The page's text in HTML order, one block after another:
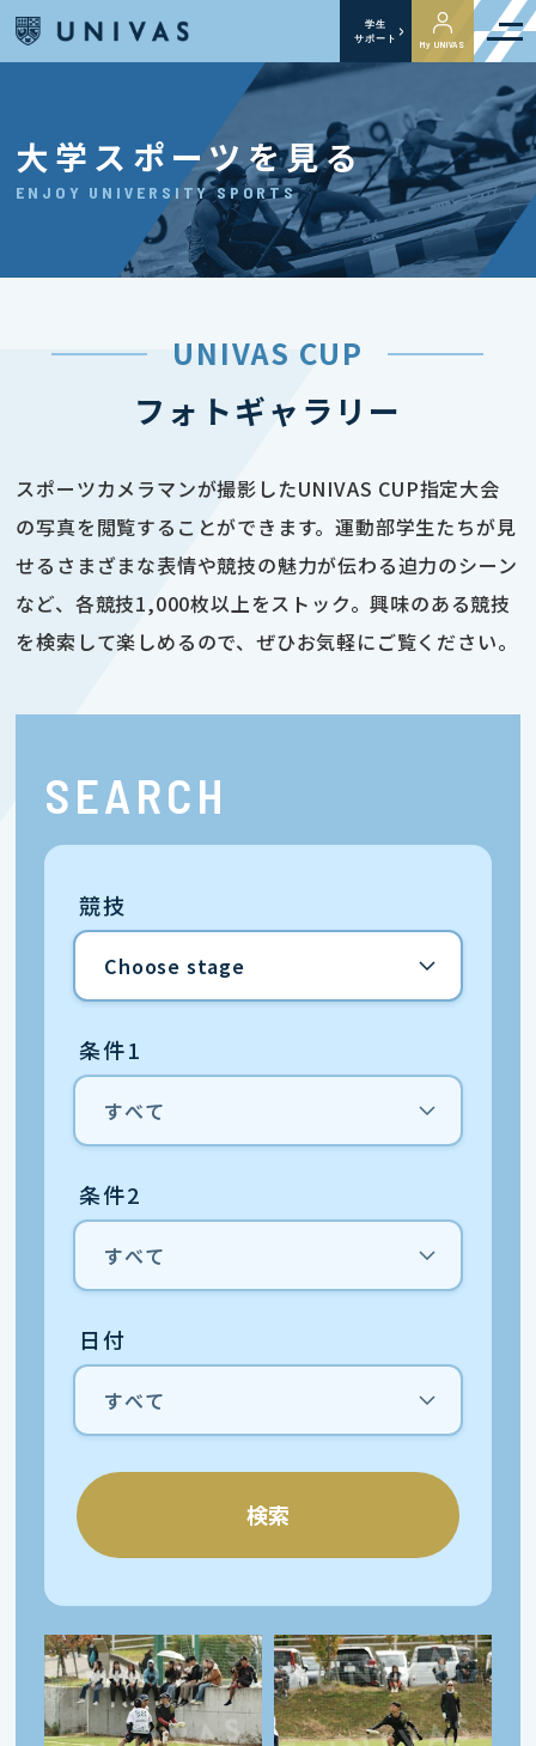
学生
サポート
My UNIVAS
大学スポーツを見る
ENJOY UNIVERSITY SPORTS
UNIVAS CUP
フォトギャラリー
スポーツカメラマンが撮影したUNIVAS CUP指定大会
の写真を閲覧することができます。運動部学生たちが見
せるさまざまな表情や競技の魅力が伝わる迫力のシーン
など、各競技1,000枚以上をストック。興味のある競技
を検索して楽しめるので、ぜひお気軽にご覧ください。
SEARCH
競技
条件1
条件2
日付
検索